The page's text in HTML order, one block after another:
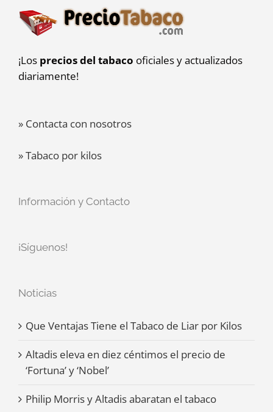
¡Los precios del tabaco oficiales y actualizados
diariamente!
» Contacta con nosotros
» Tabaco por kilos
Información y Contacto
¡Síguenos!
Noticias
Que Ventajas Tiene el Tabaco de Liar por Kilos
Altadis eleva en diez céntimos el precio de
‘Fortuna’ y ‘Nobel’
Philip Morris y Altadis abaratan el tabaco